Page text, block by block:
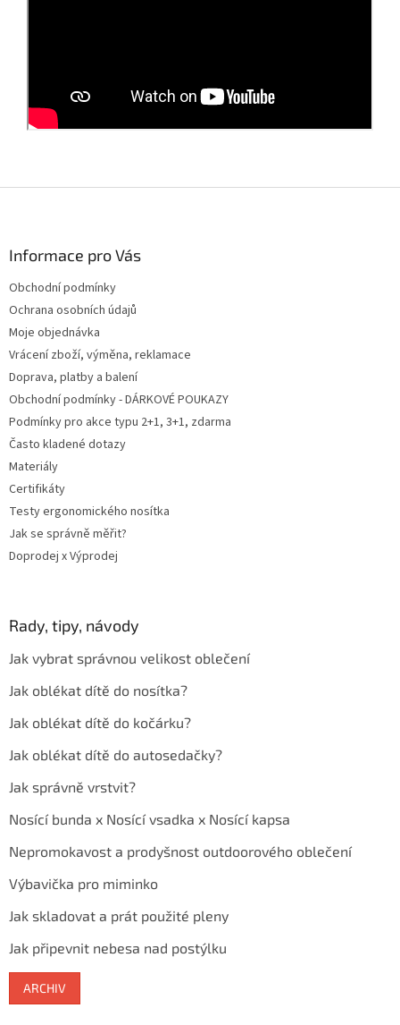
Informace pro Vás
Obchodní podmínky
Ochrana osobních údajů
Moje objednávka
Vrácení zboží, výměna, reklamace
Doprava, platby a balení
Obchodní podmínky - DÁRKOVÉ POUKAZY
Podmínky pro akce typu 2+1, 3+1, zdarma
Často kladené dotazy
Materiály
Certifikáty
Testy ergonomického nosítka
Jak se správně měřit?
Doprodej x Výprodej
Rady, tipy, návody
Jak vybrat správnou velikost oblečení
Jak oblékat dítě do nosítka?
Jak oblékat dítě do kočárku?
Jak oblékat dítě do autosedačky?
Jak správně vrstvit?
Nosící bunda x Nosící vsadka x Nosící kapsa
Nepromokavost a prodyšnost outdoorového oblečení
Výbavička pro miminko
Jak skladovat a prát použité pleny
Jak připevnit nebesa nad postýlku
ARCHIV